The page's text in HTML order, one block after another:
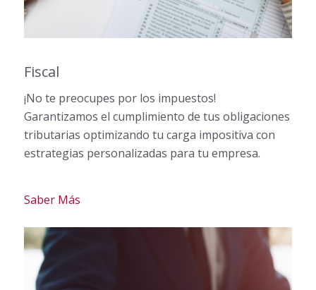
Fiscal
¡No te preocupes por los impuestos!
Garantizamos el cumplimiento de tus obligaciones
tributarias optimizando tu carga impositiva con
estrategias personalizadas para tu empresa.
Saber Más